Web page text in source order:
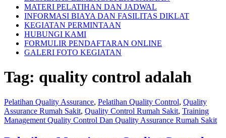
MATERI PELATIHAN DAN JADWAL
INFORMASI BIAYA DAN FASILITAS DIKLAT
KEGIATAN PERMINTAAN
HUBUNGI KAMI
FORMULIR PENDAFTARAN ONLINE
GALERI FOTO KEGIATAN
Tag: quality control adalah
Pelatihan Quality Assurance, Pelatihan Quality Control, Quality
Assurance Rumah Sakit, Quality Control Rumah Sakit, Training
Management Quality Control Dan Quality Assurance Rumah Sakit